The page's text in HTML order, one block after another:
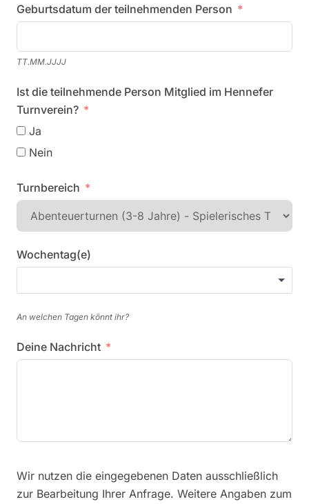
Geburtsdatum der teilnehmenden Person
TT.MM.JJJJ
Ist die teilnehmende Person Mitglied im Hennefer
Turnverein?
Ja
Nein
Turnbereich
Wochentag(e)
An welchen Tagen könnt ihr?
Deine Nachricht
Wir nutzen die eingegebenen Daten ausschließlich
zur Bearbeitung Ihrer Anfrage. Weitere Angaben zum